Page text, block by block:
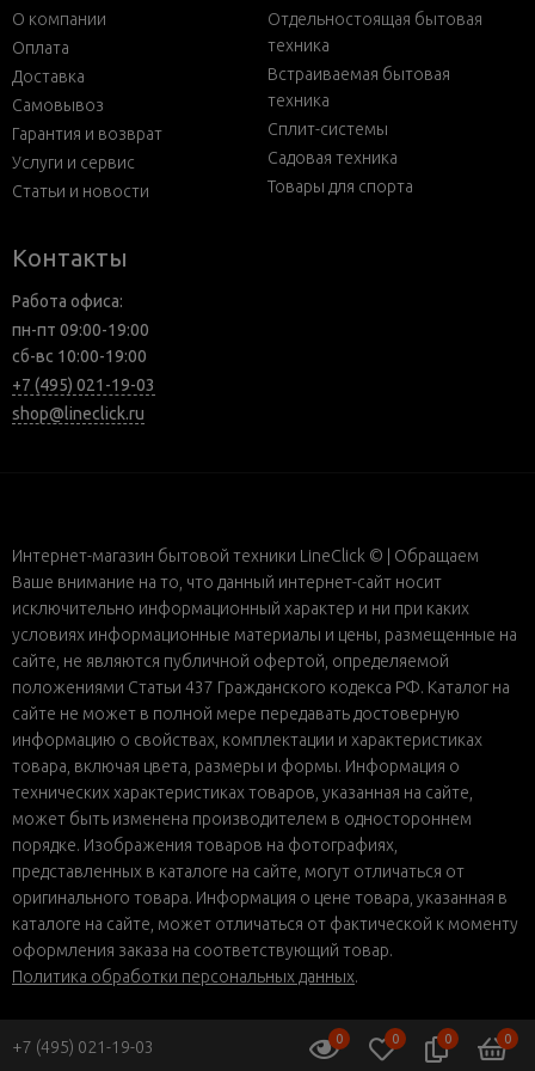
О компании
Оплата
Доставка
Самовывоз
Гарантия и возврат
Услуги и сервис
Статьи и новости
Отдельностоящая бытовая
техника
Встраиваемая бытовая
техника
Сплит-системы
Садовая техника
Товары для спорта
Контакты
Работа офиса:
пн-пт 09:00-19:00
сб-вс 10:00-19:00
+7 (495) 021-19-03
shop@lineclick.ru
Интернет-магазин бытовой техники LineClick © | Обращаем
Ваше внимание на то, что данный интернет-сайт носит
исключительно информационный характер и ни при каких
условиях информационные материалы и цены, размещенные на
сайте, не являются публичной офертой, определяемой
положениями Статьи 437 Гражданского кодекса РФ. Каталог на
сайте не может в полной мере передавать достоверную
информацию о свойствах, комплектации и характеристиках
товара, включая цвета, размеры и формы. Информация о
технических характеристиках товаров, указанная на сайте,
может быть изменена производителем в одностороннем
порядке. Изображения товаров на фотографиях,
представленных в каталоге на сайте, могут отличаться от
оригинального товара. Информация о цене товара, указанная в
каталоге на сайте, может отличаться от фактической к моменту
оформления заказа на соответствующий товар.
Политика обработки персональных данных.
0 0 0 0
+7 (495) 021-19-03